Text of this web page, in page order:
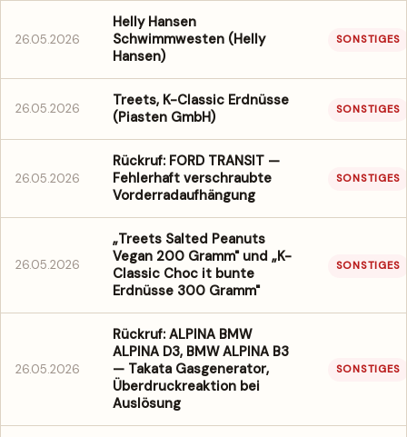
26.05.2026
Helly Hansen
Schwimmwesten (Helly
Hansen)
SONSTIGES
26.05.2026
Treets, K-Classic Erdnüsse
(Piasten GmbH)
SONSTIGES
26.05.2026
Rückruf: FORD TRANSIT —
Fehlerhaft verschraubte
Vorderradaufhängung
SONSTIGES
26.05.2026
„Treets Salted Peanuts
Vegan 200 Gramm" und „K-
Classic Choc it bunte
Erdnüsse 300 Gramm"
SONSTIGES
26.05.2026
Rückruf: ALPINA BMW
ALPINA D3, BMW ALPINA B3
— Takata Gasgenerator,
Überdruckreaktion bei
Auslösung
SONSTIGES